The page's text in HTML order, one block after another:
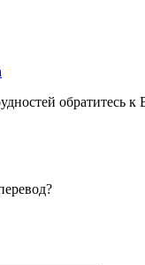
обратитесь